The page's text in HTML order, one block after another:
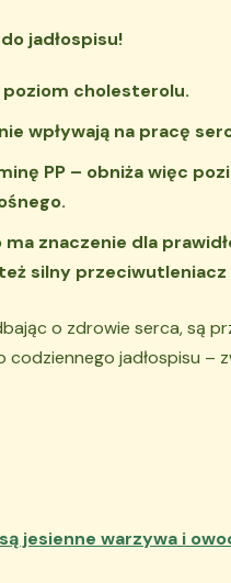
jadłospisu!
poziom cholesterolu.
wpływają na pracę
PP – obniża więc
znaczenie dla
silny
o zdrowie serca, są
jadłospisu –
jesienne warzywa i